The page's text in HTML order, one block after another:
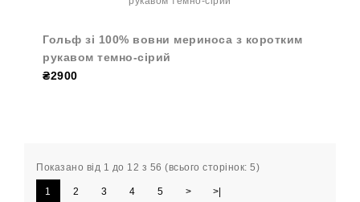
Гольф зі 100% вовни мериноса з коротким
рукавом темно-сірий
₴2900
Показано від 1 до 12 з 56 (всього сторінок: 5)
1 2 3 4 5 > >|